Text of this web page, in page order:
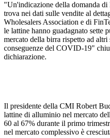
"Un'indicazione della domanda
trova nei dati sulle vendite al
Wholesalers Association e di
le lattine hanno guadagnato sette
mercato della birra rispetto ad altri
conseguenze del COVID-19"
dichiarazione.
Il presidente della CMI Robert
lattine di alluminio nel mercato
60 al 67% durante il primo
nel mercato complessivo è